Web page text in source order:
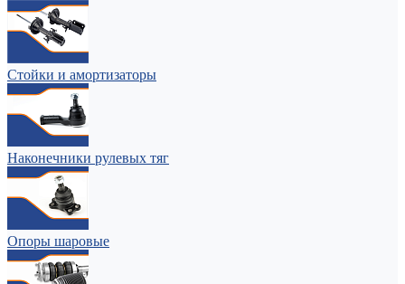
Стойки и амортизаторы
Наконечники рулевых тяг
Опоры шаровые